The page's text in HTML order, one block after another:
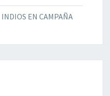
INDIOS EN CAMPAÑA